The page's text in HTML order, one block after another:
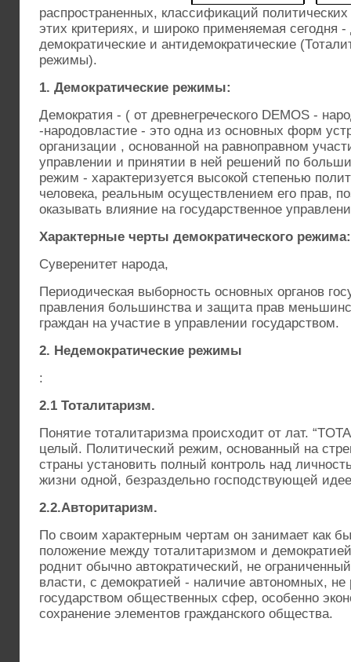
распространенных, классификаций
этих критериях, и широко применяемая сегодня
демократические и антидемократические
режимы).
1. Демократические режимы:
Демократия - ( от древнегреческого DEMOS -
-народовластие - это одна из основных форм
организации , основанной на равноправном
управлении и принятии в ней решений по
режим - характеризуется высокой степенью
человека, реальным осуществлением его прав,
оказывать влияние на государственное
Характерные черты демократического режима:
Суверенитет народа,
Периодическая выборность основных органов
правления большинства и защита прав
граждан на участие в управлении государством.
2. Недемократические режимы
:
2.1 Тоталитаризм.
Понятие тоталитаризма происходит от лат.
целый. Политический режим, основанный на
страны установить полный контроль над
жизни одной, безраздельно господствующей
2.2.Авторитаризм.
По своим характерным чертам он занимает как
положение между тоталитаризмом и
роднит обычно автократический, не
власти, с демократией - наличие автономных, не
государством общественных сфер, особенно
сохранение элементов гражданского общества.